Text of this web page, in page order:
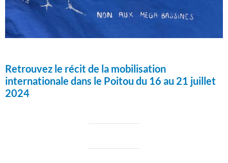
Retrouvez le récit de la mobilisation
internationale dans le Poitou du 16 au 21 juillet
2024